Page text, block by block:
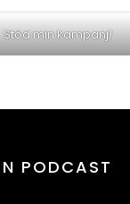
Stöd min kampanj!
PODCAST